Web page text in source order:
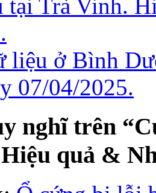
tại Trà Vinh.
liệu ở Bình
07/04/2025.
nghĩ trên “
quả &